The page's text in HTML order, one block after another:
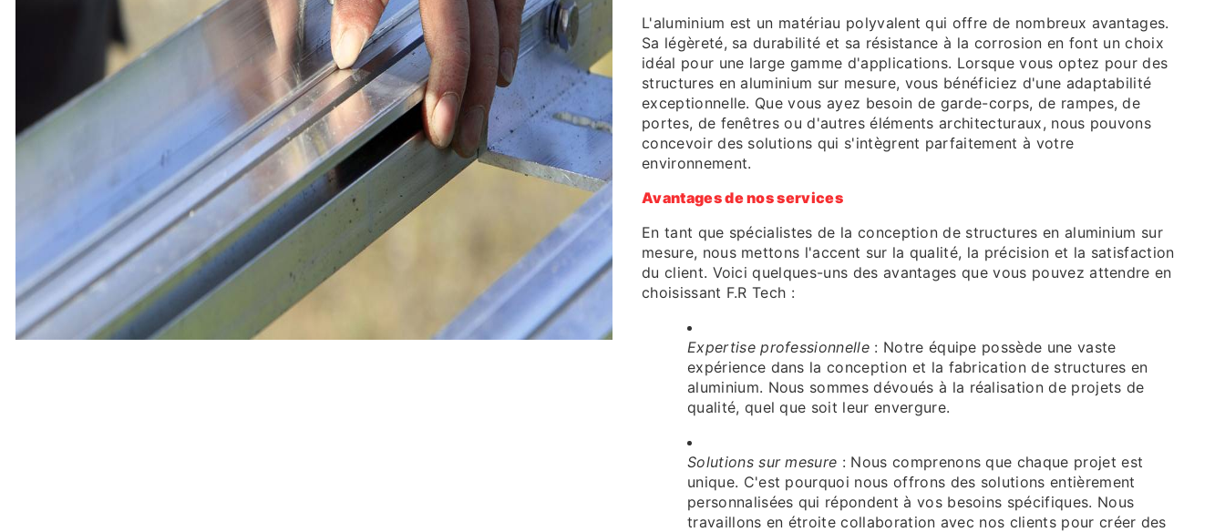
L'aluminium est un matériau polyvalent qui offre de nombreux avantages.
Sa légèreté, sa durabilité et sa résistance à la corrosion en font un choix
idéal pour une large gamme d'applications. Lorsque vous optez pour des
structures en aluminium sur mesure, vous bénéficiez d'une adaptabilité
exceptionnelle. Que vous ayez besoin de garde-corps, de rampes, de
portes, de fenêtres ou d'autres éléments architecturaux, nous pouvons
concevoir des solutions qui s'intègrent parfaitement à votre
environnement.
Avantages de nos services
En tant que spécialistes de la conception de structures en aluminium sur
mesure, nous mettons l'accent sur la qualité, la précision et la satisfaction
du client. Voici quelques-uns des avantages que vous pouvez attendre en
choisissant F.R Tech :
Expertise professionnelle : Notre équipe possède une vaste
expérience dans la conception et la fabrication de structures en
aluminium. Nous sommes dévoués à la réalisation de projets de
qualité, quel que soit leur envergure.
Solutions sur mesure : Nous comprenons que chaque projet est
unique. C'est pourquoi nous offrons des solutions entièrement
personnalisées qui répondent à vos besoins spécifiques. Nous
travaillons en étroite collaboration avec nos clients pour créer des